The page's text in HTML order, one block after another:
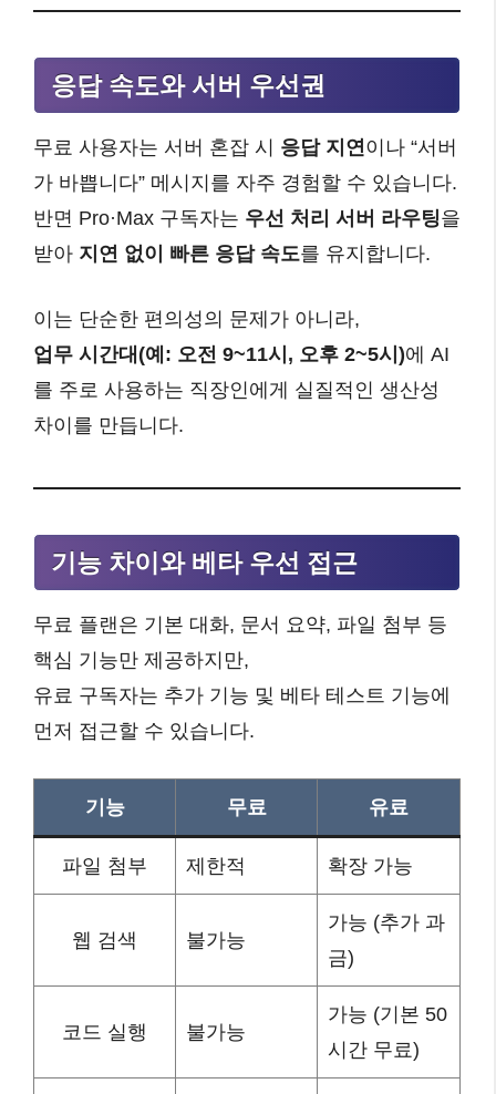
응답 속도와 서버 우선권
무료 사용자는 서버 혼잡 시 응답 지연이나 “서버
가 바쁩니다” 메시지를 자주 경험할 수 있습니다.
반면 Pro·Max 구독자는 우선 처리 서버 라우팅을
받아 지연 없이 빠른 응답 속도를 유지합니다.
이는 단순한 편의성의 문제가 아니라,
업무 시간대(예: 오전 9~11시, 오후 2~5시)에 AI
를 주로 사용하는 직장인에게 실질적인 생산성
차이를 만듭니다.
기능 차이와 베타 우선 접근
무료 플랜은 기본 대화, 문서 요약, 파일 첨부 등
핵심 기능만 제공하지만,
유료 구독자는 추가 기능 및 베타 테스트 기능에
먼저 접근할 수 있습니다.
기능 무료 유료
파일 첨부 제한적 확장 가능
웹 검색 불가능
가능 (추가 과
금)
코드 실행 불가능
가능 (기본 50
시간 무료)